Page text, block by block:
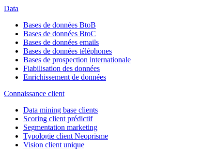
Data
Bases de données BtoB
Bases de données BtoC
Bases de données emails
Bases de données téléphones
Bases de prospection internationale
Fiabilisation des données
Enrichissement de données
Connaissance client
Data mining base clients
Scoring client prédictif
Segmentation marketing
Typologie client Neoprisme
Vision client unique